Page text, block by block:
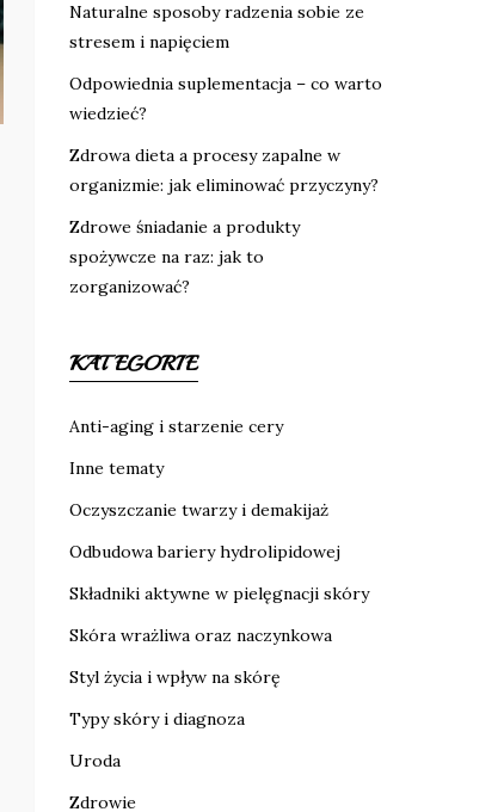
Naturalne sposoby radzenia sobie ze
stresem i napięciem
Odpowiednia suplementacja – co warto
wiedzieć?
Zdrowa dieta a procesy zapalne w
organizmie: jak eliminować przyczyny?
Zdrowe śniadanie a produkty
spożywcze na raz: jak to
zorganizować?
KATEGORIE
Anti-aging i starzenie cery
Inne tematy
Oczyszczanie twarzy i demakijaż
Odbudowa bariery hydrolipidowej
Składniki aktywne w pielęgnacji skóry
Skóra wrażliwa oraz naczynkowa
Styl życia i wpływ na skórę
Typy skóry i diagnoza
Uroda
Zdrowie